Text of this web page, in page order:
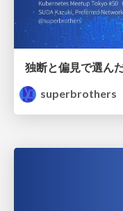
superbrothers